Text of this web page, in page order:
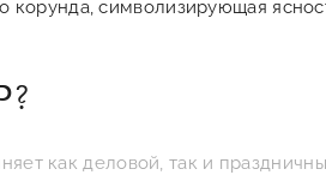
корунда, символизирующая
как деловой, так и